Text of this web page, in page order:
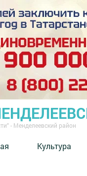
- Менделеевский район
Культура